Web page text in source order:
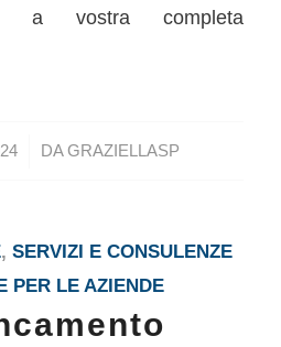
è a vostra completa
DAGRAZIELLASP
,SERVIZI E CONSULENZE
PER LE AZIENDE